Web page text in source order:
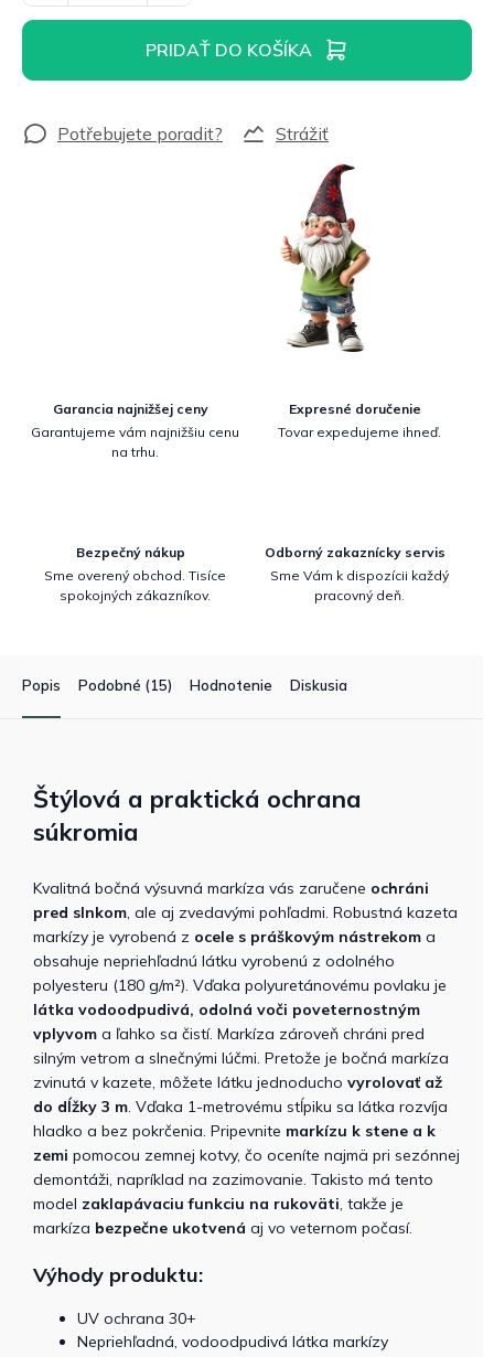
PRIDAŤ DO KOŠÍKA
Strážiť
Garancia najnižšej ceny
Garantujeme vám najnižšiu cenu
na trhu.
Expresné doručenie
Tovar expedujeme ihneď.
Bezpečný nákup
Sme overený obchod. Tisíce
spokojných zákazníkov.
Odborný zakaznícky servis
Sme Vám k dispozícii každý
pracovný deň.
Popis Podobné (15) Hodnotenie Diskusia
Štýlová a praktická ochrana
súkromia
Kvalitná bočná výsuvná markíza vás zaručene ochráni
pred slnkom , ale aj zvedavými pohľadmi. Robustná kazeta
markízy je vyrobená z ocele s práškovým nástrekom a
obsahuje nepriehľadnú látku vyrobenú z odolného
polyesteru (180 g/m²). Vďaka polyuretánovému povlaku je
látka vodoodpudivá, odolná voči poveternostným
vplyvom a ľahko sa čistí. Markíza zároveň chráni pred
silným vetrom a slnečnými lúčmi. Pretože je bočná markíza
zvinutá v kazete, môžete látku jednoducho vyrolovať až
do dĺžky 3 m Vďaka 1-metrovému stĺpiku sa látka rozvíja
hladko a bez pokrčenia. Pripevnite markízu k stene a k
zemi pomocou zemnej kotvy, čo oceníte najmä pri sezónnej
demontáži, napríklad na zazimovanie. Takisto má tento
model zaklapávaciu funkciu na rukoväti , takže je
markíza bezpečne ukotvená aj vo veternom počasí.
Výhody produktu:
UV ochrana 30+
Nepriehľadná, vodoodpudivá látka markízy